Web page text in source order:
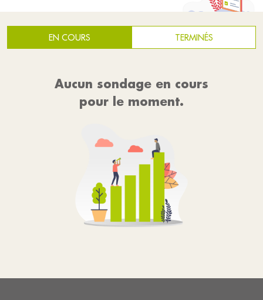
EN COURS TERMINÉS
Aucun sondage en cours
pour le moment.